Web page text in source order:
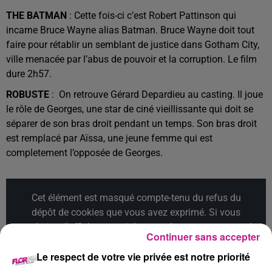
THE BATMAN : Cette fois-ci c’est Robert Pattinson qui
incarne Bruce Wayne alias Batman. Bruce Wayne doit tout
faire pour rétablir un semblant de justice dans Gotham City,
ville menacée par l’abus de pouvoir et la corruption. Le film
dure 2h57.
ROBUSTE : On retrouve Gérard Depardieu au casting. Il joue
le rôle de Georges, une star de ciné vieillissante qui doit se
séparer de son bras droit pendant un temps. Son bras droit
est remplacé par Aïssa, une jeune femme qui est
completement l’opposée de Georges.
Cet élément est masqué compte-tenu du refus du
dépôt de cookies que vous avez exprimé. Si vous
souhaitez l'afficher, merci de nous donner votre accord
en cliquant sur le bouton ci-dessous.
Le respect de votre vie privée est notre priorité
Continuer sans accepter